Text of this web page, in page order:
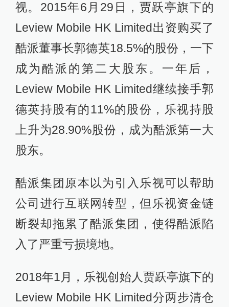
视。2015年6月29日，贾跃亭旗下的
Leview Mobile HK Limited出资购买了
酷派董事长郭德英18.5%的股份，一下
成为酷派的第二大股东。一年后，
Leview Mobile HK Limited继续接手郭
德英持股有的11%的股份，乐视持股
上升为28.90%股份，成为酷派第一大
股东。
酷派集团原本以为引入乐视可以帮助
公司进行互联网转型，但乐视资金链
断裂却拖累了酷派集团，使得酷派陷
入了严重亏损境地。
2018年1月，乐视创始人贾跃亭旗下的
Leview Mobile HK Limited分两步清仓